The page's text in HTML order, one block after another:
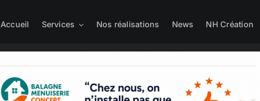
Accueil Services Nos réalisations News NH Création